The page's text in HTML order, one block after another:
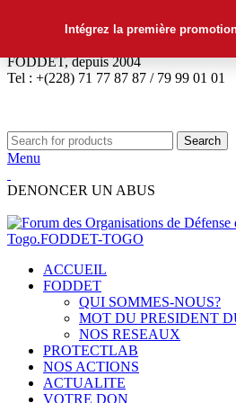
FODDET, depuis 2004
Tel : +(228) 71 77 87 87 / 79 99 01 01
Search
Menu
DENONCER UN ABUS
ACCUEIL
FODDET
QUI SOMMES-NOUS?
MOT DU PRESIDENT
NOS RESEAUX
PROTECTLAB
NOS ACTIONS
ACTUALITE
VOTRE DON
Intégrez la première